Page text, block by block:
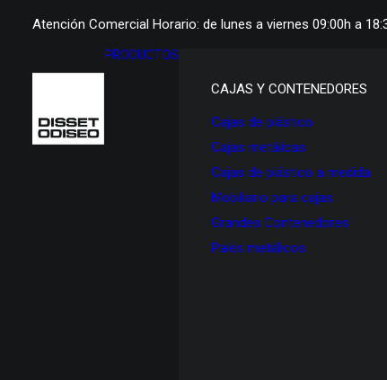
Atención Comercial Horario: de lunes a viernes 09:00h a
PRODUCTOS
CAJAS Y CONTENEDORES
Cajas de plástico
Cajas metálicas
Cajas de plástico a medida
Mobiliario para cajas
Grandes Contenedores
Palés metálicos